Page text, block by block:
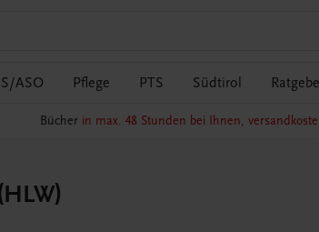
ASO Pflege PTS Südtirol
Bücher in max. 48 Stunden bei Ihnen,